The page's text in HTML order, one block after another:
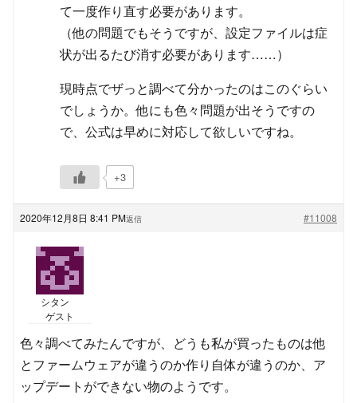
て一度作り直す必要があります。
（他の問題でもそうですが、設定ファイルは症
状が出るたび消す必要があります……）
現時点でザっと調べて分かったのはこのぐらい
でしょうか。他にも色々問題が出そうですの
で、公式は早めに対応して欲しいですね。
+3
2020年12月8日 8:41 PM #11008
返信
シタン
ゲスト
色々調べてみたんですが、どうも私が買ったものは他
とファームウェアが違うのか作り自体が違うのか、ア
ップデートができない物のようです。